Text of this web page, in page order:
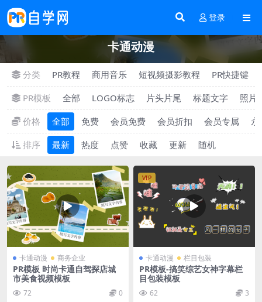
登录
卡通动漫
分类 PR教程 商用音乐 短视频摄影教程 PR快捷键
PR模板
全部 LOGO标志 片头片尾 标题文字
照片
价格
全部 免费 会员免费 会员折扣 会员专属
排序
最新 热度 点赞 收藏 更新 随机
卡通动漫 商务企业
PR模板 时尚卡通自驾探店城
市美食视频模板
72 0
VIP
卡通动漫 栏目包装
PR模板-搞笑综艺女神字幕栏
目包装模板
62 3